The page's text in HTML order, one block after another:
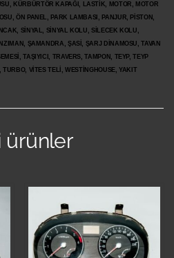
KÜRBÜRTÖR KAPAĞI, LASTİK, MOTOR, MOTOR
ÖN PANEL, PARK LAMBASI, PANJUR, PİSTON,
SİNYAL, SİNYAL KOLU, SİLECEK KOLU,
ŞAMANDRA, ŞASİ, ŞARJ DİNAMOSU, TAVAN
TAŞIYICI, TRAVERS, TAMPON, TEYP, TEYP
VİTES TELİ, WESTİNGHOUSE, YAKIT
ürünler